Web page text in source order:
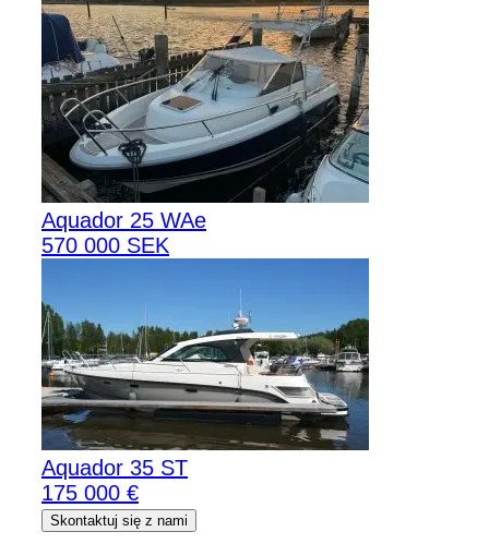
Aquador 25 WAe
570 000 SEK
Aquador 35 ST
175 000 €
Skontaktuj się z nami